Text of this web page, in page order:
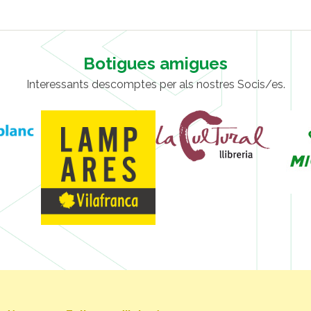
Botigues amigues
Interessants descomptes per als nostres Socis/es.